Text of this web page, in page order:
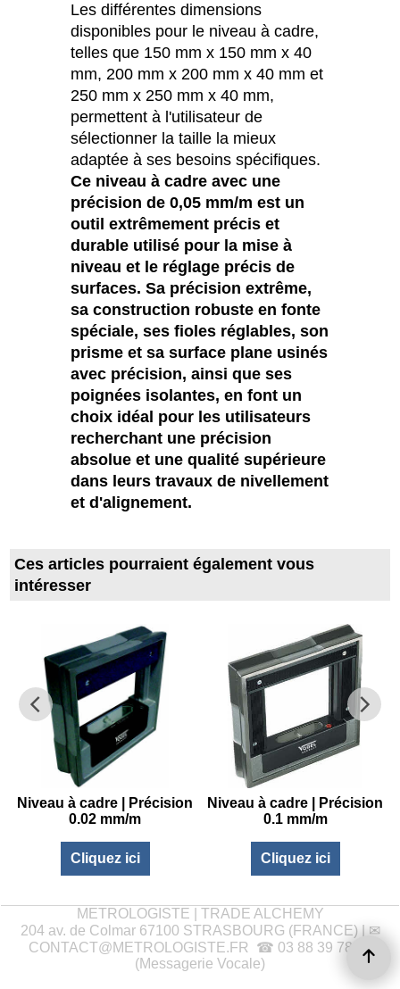
Les différentes dimensions
disponibles pour le niveau à cadre,
telles que 150 mm x 150 mm x 40
mm, 200 mm x 200 mm x 40 mm et
250 mm x 250 mm x 40 mm,
permettent à l'utilisateur de
sélectionner la taille la mieux
adaptée à ses besoins spécifiques.
Ce niveau à cadre avec une
précision de 0,05 mm/m est un
outil extrêmement précis et
durable utilisé pour la mise à
niveau et le réglage précis de
surfaces. Sa précision extrême,
sa construction robuste en fonte
spéciale, ses fioles réglables, son
prisme et sa surface plane usinés
avec précision, ainsi que ses
poignées isolantes, en font un
choix idéal pour les utilisateurs
recherchant une précision
absolue et une qualité supérieure
dans leurs travaux de nivellement
et d'alignement.
Ces articles pourraient également vous
intéresser
Niveau à cadre | Précision
0.02 mm/m
Cliquez ici
Niveau à cadre | Précision
0.1 mm/m
Cliquez ici
METROLOGISTE | TRADE ALCHEMY
204 av. de Colmar 67100 STRASBOURG (FRANCE) | ✉
CONTACT@METROLOGISTE.FR ☎ 03 88 39 78 37
(Messagerie Vocale)